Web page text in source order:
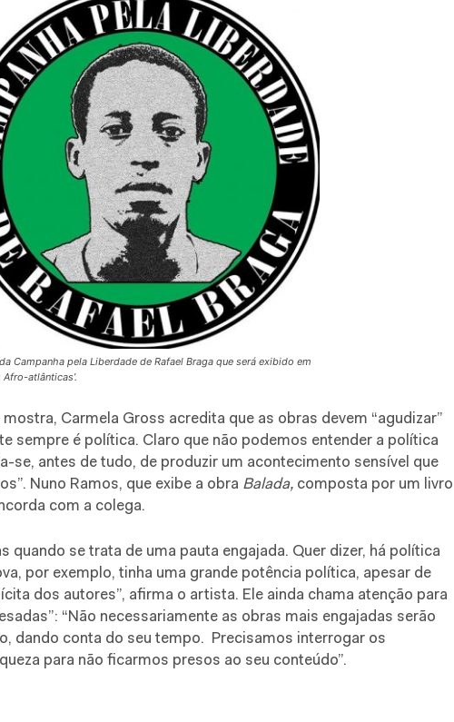
Campanha pela Liberdade de Rafael Braga que será exibido em
Afro-atlânticas’.
Carmela Gross acredita que as obras devem “agudizar”
sempre é política. Claro que não podemos entender a política
se, antes de tudo, de produzir um acontecimento sensível que
Nuno Ramos, que exibe a obra Balada, composta por um livro
com a colega.
quando se trata de uma pauta engajada. Quer dizer, há política
por exemplo, tinha uma grande potência política, apesar de
dos autores”, afirma o artista. Ele ainda chama atenção para
“Não necessariamente as obras mais engajadas serão
dando conta do seu tempo. Precisamos interrogar os
para não ficarmos presos ao seu conteúdo”.